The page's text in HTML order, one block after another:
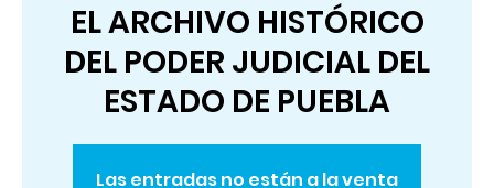
EL ARCHIVO HISTÓRICO
DEL PODER JUDICIAL DEL
ESTADO DE PUEBLA
Las entradas no están a la venta